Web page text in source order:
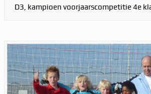
D3, kampioen voorjaarscompetitie 4e